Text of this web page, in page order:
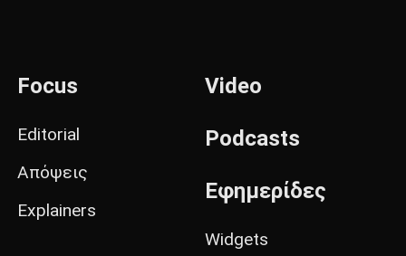
Focus
Editorial
Απόψεις
Explainers
Video
Podcasts
Εφημερίδες
Widgets